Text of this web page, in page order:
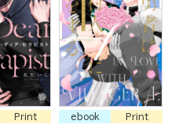
Print
ebook
Print